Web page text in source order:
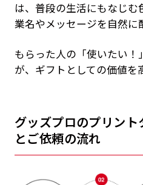
は、普段の生活にもなじ
業名やメッセージを自然に
もらった人の「使いたい
が、ギフトとしての価値を
グッズプロのプリン
とご依頼の流れ